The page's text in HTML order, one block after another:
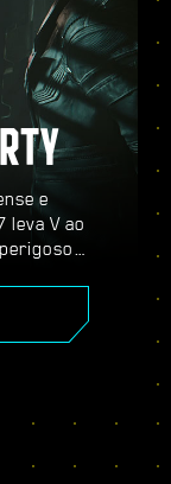
e
leva V ao
de